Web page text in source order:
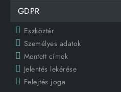
GDPR
Eszköztár
Személyes adatok
Mentett címek
Jelentés lekérése
Felejtés joga